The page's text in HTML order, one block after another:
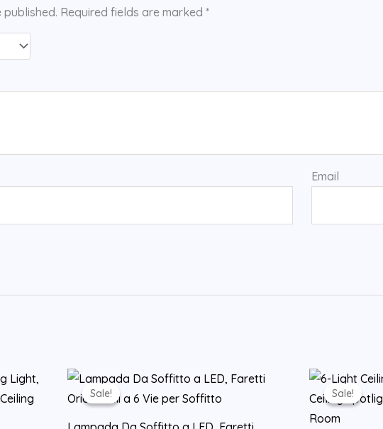
published. Required fields are marked *
Email
Sale!
Sale! Sale!
Sale!